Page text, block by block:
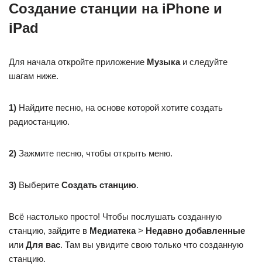
Создание станции на iPhone и
iPad
Для начала откройте приложение Музыкаи следуйте
шагам ниже.
1) Найдите песню, на основе которой хотите создать
радиостанцию.
2) Зажмите песню, чтобы открыть меню.
3) Выберите Создать станцию.
Всё настолько просто! Чтобы послушать созданную
станцию, зайдите в Медиатека> Недавно добавленные
или Для вас. Там вы увидите свою только что созданную
станцию.